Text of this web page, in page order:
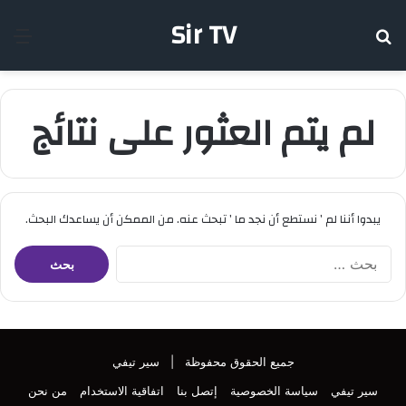
Sir TV
لم يتم العثور على نتائج
يبدوا أننا لم ’ نستطع أن نجد ما ’ تبحث عنه. من الممكن أن يساعدك البحث.
البحث
عن:
جميع الحقوق محفوظة | سير تيفي
سير تيفي
سياسة الخصوصية إتصل بنا اتفاقية الاستخدام
من نحن